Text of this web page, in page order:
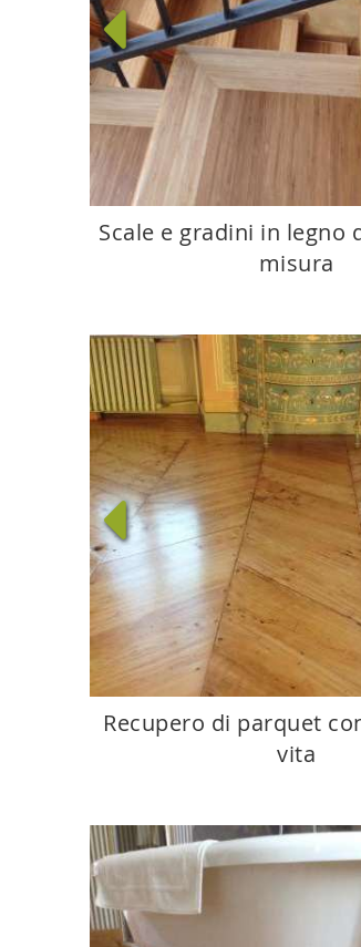
Scale e gradini in legno
misura
Recupero di parquet
vita